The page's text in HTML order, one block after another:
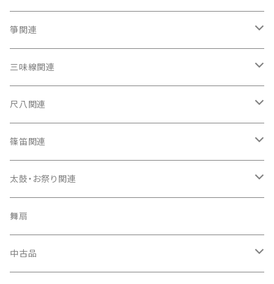
箏関連
箏（本体）
箏カバー
箏袋
口前袋・尾布
爪・爪輪
爪入
三味線関連
三味線（本体）
三味線ケース
長トランク・三ツ折トランク
ソフトケース
雨用カバー
長袋・三ツ組袋・胴袋
胴掛
尺八関連
尺八（本体）
尺八袋
歌口キャップ
つゆ切り
篠笛関連
篠笛（本体）
お祭り用６穴
お祭り用７穴
篠笛袋
太鼓・お祭り関連
太鼓（本体）
太鼓撥
舞扇
中古品